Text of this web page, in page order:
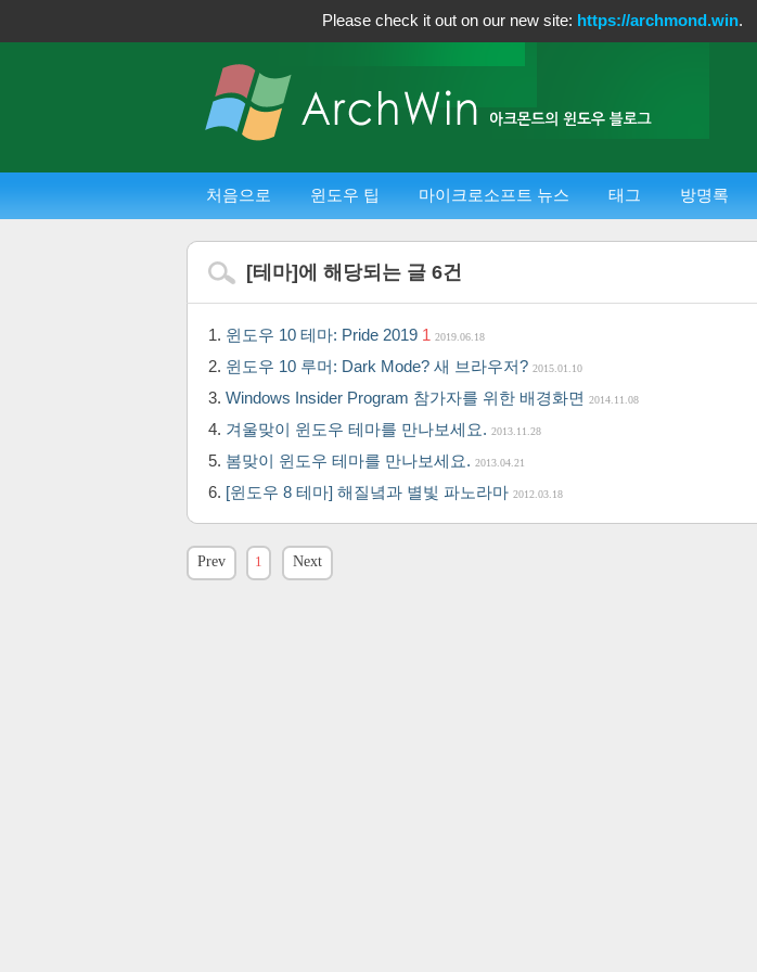
Please check it out on our new site: https://archmond.win.
처음으로 윈도우 팁 마이크로소프트 뉴스 태그 방명록
[테마]에 해당되는 글 6건
윈도우 10 테마: Pride 2019 1 2019.06.18
윈도우 10 루머: Dark Mode? 새 브라우저? 2015.01.10
Windows Insider Program 참가자를 위한 배경화면 2014.11.08
겨울맞이 윈도우 테마를 만나보세요. 2013.11.28
봄맞이 윈도우 테마를 만나보세요. 2013.04.21
[윈도우 8 테마] 해질녘과 별빛 파노라마 2012.03.18
Prev 1 Next